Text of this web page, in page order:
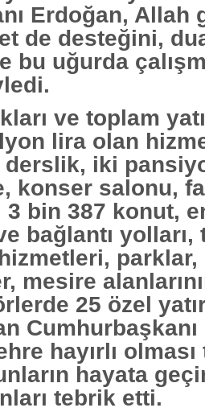
Erdoğan, Allah
de desteğini,
bu uğurda
ve toplam
lira olan
derslik, iki
konser salonu,
bin 387 konut,
bağlantı
mesire
25 özel
hayırlı
hayata
tebrik etti.